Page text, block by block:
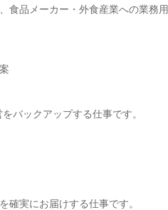
食品メーカー・外食産業への業務用
バックアップする仕事です。
確実にお届けする仕事です。